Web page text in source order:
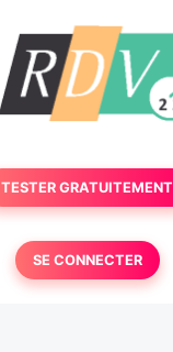
TESTER GRATUITEMENT
SE CONNECTER